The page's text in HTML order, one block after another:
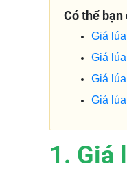
Có thể bạn
Giá
Giá
Giá
Giá
1. Giá